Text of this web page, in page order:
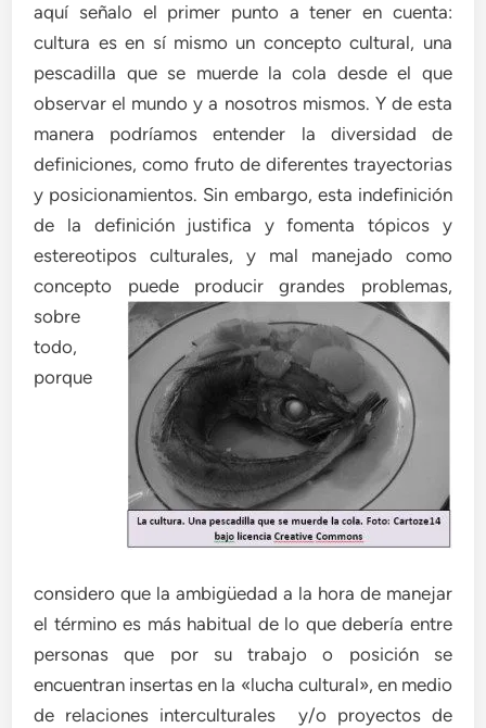
aquí señalo el primer punto a tener en cuenta:
cultura es en sí mismo un concepto cultural, una
pescadilla que se muerde la cola desde el que
observar el mundo y a nosotros mismos. Y de esta
manera podríamos entender la diversidad de
definiciones, como fruto de diferentes trayectorias
y posicionamientos. Sin embargo, esta indefinición
de la definición justifica y fomenta tópicos y
estereotipos culturales, y mal manejado como
concepto puede producir grandes problemas,
sobre
todo,
porque
considero que la ambigüedad a la hora de manejar
el término es más habitual de lo que debería entre
personas que por su trabajo o posición se
encuentran insertas en la «lucha cultural», en medio
de relaciones interculturales y/o proyectos de